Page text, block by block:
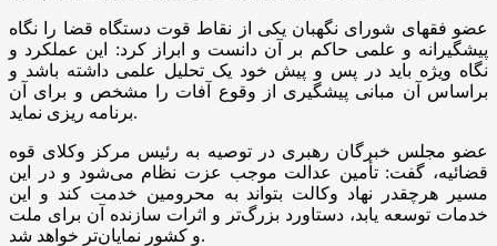
عضو فقهای شورای نگهبان یکی از نقاط قوت دستگاه قضا را نگاه
پیشگیرانه و علمی حاکم بر آن دانست و ابراز کرد: این عملکرد و
نگاه ویژه باید در پس و پیش خود یک تحلیل علمی داشته باشد و
براساس آن مبانی پیشگیری از وقوع آفات را مشخص و برای آن
برنامه ریزی نماید.
عضو مجلس خبرگان رهبری در توصیه به رئیس مرکز وکلای قوه
قضائیه، گفت: تأمین عدالت موجب عزت نظام می‌شود و در این
مسیر هرچقدر نهاد وکالت بتواند به محرومین خدمت کند و این
خدمات توسعه یابد، دستاورد بزرگ‌تر و اثرات سازنده آن برای ملت
و کشور نمایان‌تر خواهد شد.